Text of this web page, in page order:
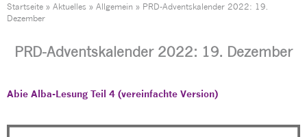
Startseite » Aktuelles » Allgemein » PRD-Adventskalender 2022: 19.
Dezember
PRD-Adventskalender 2022: 19. Dezember
Abie Alba-Lesung Teil 4 (vereinfachte Version)